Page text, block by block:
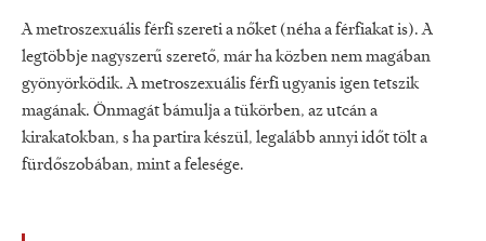
A metroszexuális férfi szereti a nőket (néha a férfiakat is). A
legtöbbje nagyszerű szerető, már ha közben nem magában
gyönyörködik. A metroszexuális férfi ugyanis igen tetszik
magának. Önmagát bámulja a tükörben, az utcán a
kirakatokban, s ha partira készül, legalább annyi időt tölt a
fürdőszobában, mint a felesége.